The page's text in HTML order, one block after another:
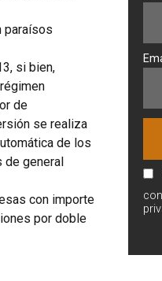
paraísos
si bien,
de
se realiza
de los
de general
con importe
por doble